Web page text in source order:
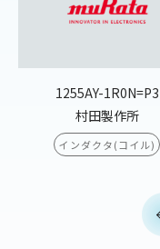
1255AY-1R0N=P3
村田製作所
インダクタ(コイル)